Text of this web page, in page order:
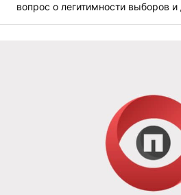
вопрос о легитимности выборов и